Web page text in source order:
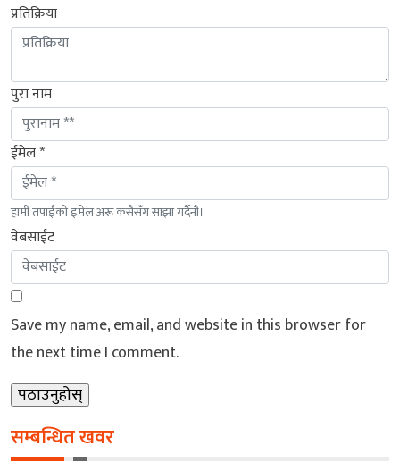
प्रतिक्रिया
पुरा नाम
ईमेल *
हामी तपाईंको इमेल अरू कसैसँग साझा गर्दैनौं।
वेबसाईट
Save my name, email, and website in this browser for
the next time I comment.
सम्बन्धित खवर